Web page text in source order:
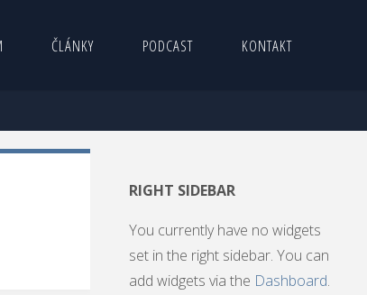
ČLÁNKY PODCAST KONTAKT
RIGHT SIDEBAR
You currently have no widgets
set in the right sidebar. You can
add widgets via the Dashboard.